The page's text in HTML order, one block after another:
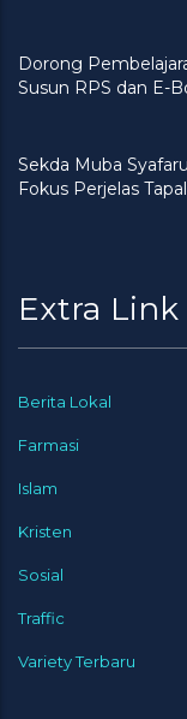
Dorong
Susun RPS dan E-
Sekda Muba
Fokus Perjelas
Extra Link
Berita Lokal
Farmasi
Islam
Kristen
Sosial
Traffic
Variety Terbaru